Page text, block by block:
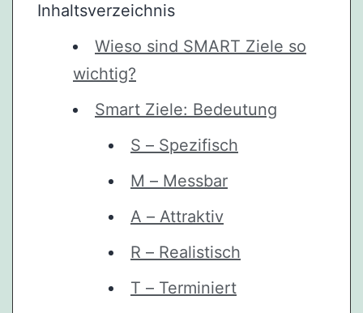
Inhaltsverzeichnis
Wieso sind SMART Ziele so
wichtig?
Smart Ziele: Bedeutung
S – Spezifisch
M – Messbar
A – Attraktiv
R – Realistisch
T – Terminiert